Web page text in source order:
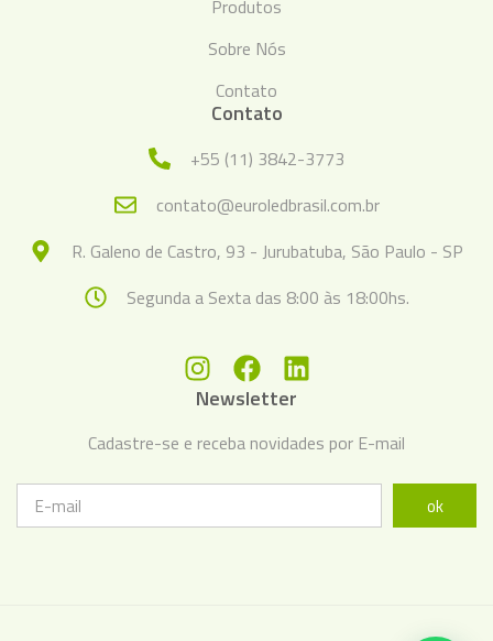
Produtos
Sobre Nós
Contato
Contato
+55 (11) 3842-3773
contato@euroledbrasil.com.br
R. Galeno de Castro, 93 - Jurubatuba, São Paulo - SP
Segunda a Sexta das 8:00 às 18:00hs.
Newsletter
Cadastre-se e receba novidades por E-mail
ok